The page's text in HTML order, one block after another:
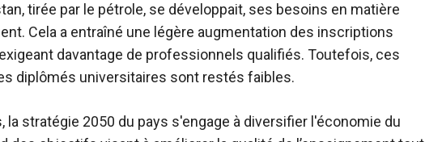
tirée par le pétrole, se développait, ses besoins en matière
Cela a entraîné une légère augmentation des inscriptions
davantage de professionnels qualifiés. Toutefois, ces
diplômés universitaires sont restés faibles.
stratégie 2050 du pays s'engage à diversifier l'économie du